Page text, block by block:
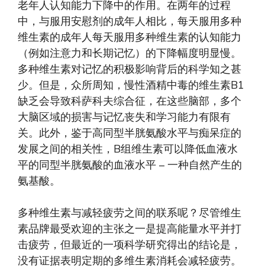
老年人认知能力下降中的作用。在两年的过程
中，与服用安慰剂的成年人相比，每天服用多种
维生素的成年人每天服用多种维生素的认知能力
（例如注意力和长期记忆）的下降幅度明显慢。
多种维生素对记忆的积极影响背后的科学知之甚
少。但是，众所周知，慢性酒精中毒的维生素B1
缺乏会导致科萨科夫综合征，在这些脑部，多个
大脑区域的损害与记忆丧失和学习能力有限有
关。此外，鉴于高同型半胱氨酸水平与痴呆症的
发展之间的相关性，B组维生素可以降低血液水
平的同型半胱氨酸的血液水平 – 一种自然产生的
氨基酸。
多种维生素与减轻疲劳之间的联系呢？尽管维生
素品牌最受欢迎的主张之一是提高能量水平并打
击疲劳，但最近的一项科学研究得出的结论是，
没有证据表明定期的多维生素消耗会减轻疲劳。